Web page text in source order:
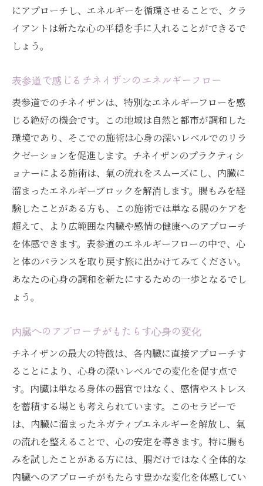
腸もみとは異なるチネイザンのアプローチ
腸もみユーザーがチネイザンを選ぶ理由
内臓への丁寧なアプローチが生む健康効果
腸もみとチネイザンの効果比較
表参道で体験するチネイザンの新たな魅力
道教の智慧で心身を整える: チネイザンの施術が
もたらす本当の効果
道教の陰陽五行思想とは
チネイザンの施術に込められた道教の智慧
内臓から心身を整えるチネイザンの効果
施術後に感じる心の軽さと身体の調和
表参道で実感する道教的エネルギーフロー
チネイザンがもたらす自己発見と変化
エネルギーフローを整えるチネイザンの魅
力
表参道の自然環境がもたらす心の平穏
内臓と心のバランスを整える施術
チネイザンで感じるエネルギーの動き
心の旅を始めるベースとしての表参道
施術後の新たな自己発見と幸福感
内蔵に溜まったネガティブエネルギーを解放す
にアプローチし、エネルギーを循環させることで、クラ
イアントは新たな心の平穏を手に入れることができるで
しょう。
表参道で感じるチネイザンのエネルギーフロー
表参道でのチネイザンは、特別なエネルギーフローを感
じる絶好の機会です。この地域は自然と都市が調和した
環境であり、そこでの施術は心身の深いレベルでのリラ
クゼーションを促進します。チネイザンのプラクティシ
ョナーによる施術は、氣の流れをスムーズにし、内臓に
溜まったエネルギーブロックを解消します。腸もみを経
験したことがある方も、この施術では単なる腸のケアを
超えて、より広範囲な内臓や感情の健康へのアプローチ
を体感できます。表参道のエネルギーフローの中で、心
と体のバランスを取り戻す旅に出かけてみてください。
あなたの心身の調和を新たにするための一歩となるでし
ょう。
内臓へのアプローチがもたらす心身の変化
チネイザンの最大の特徴は、各内臓に直接アプローチす
ることにより、心身の深いレベルでの変化を促す点で
す。内臓は単なる身体の器官ではなく、感情やストレス
を蓄積する場とも考えられています。このセラピーで
は、内臓に溜まったネガティブエネルギーを解放し、氣
の流れを整えることで、心の安定を導きます。特に腸も
みを試したことがある方には、腸だけではなく全体的な
内臓へのアプローチがもたらす豊かな変化を体感してい